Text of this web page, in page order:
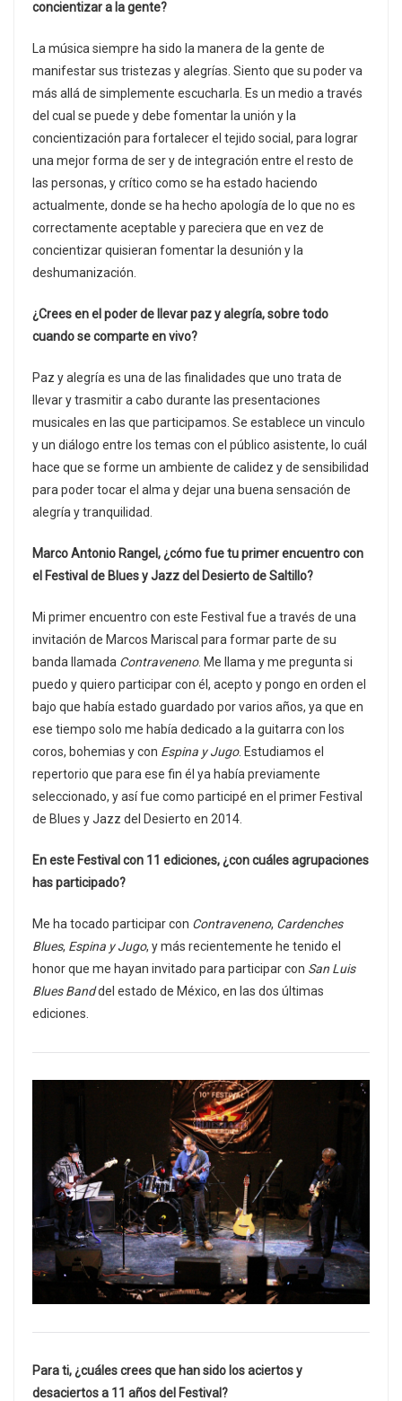
concientizar a la gente?
La música siempre ha sido la manera de la gente de
manifestar sus tristezas y alegrías. Siento que su poder va
más allá de simplemente escucharla. Es un medio a través
del cual se puede y debe fomentar la unión y la
concientización para fortalecer el tejido social, para lograr
una mejor forma de ser y de integración entre el resto de
las personas, y crítico como se ha estado haciendo
actualmente, donde se ha hecho apología de lo que no es
correctamente aceptable y pareciera que en vez de
concientizar quisieran fomentar la desunión y la
deshumanización.
¿Crees en el poder de llevar paz y alegría, sobre todo
cuando se comparte en vivo?
Paz y alegría es una de las finalidades que uno trata de
llevar y trasmitir a cabo durante las presentaciones
musicales en las que participamos. Se establece un vinculo
y un diálogo entre los temas con el público asistente, lo cuál
hace que se forme un ambiente de calidez y de sensibilidad
para poder tocar el alma y dejar una buena sensación de
alegría y tranquilidad.
Marco Antonio Rangel, ¿cómo fue tu primer encuentro con
el Festival de Blues y Jazz del Desierto de Saltillo?
Mi primer encuentro con este Festival fue a través de una
invitación de Marcos Mariscal para formar parte de su
banda llamada Contraveneno. Me llama y me pregunta si
puedo y quiero participar con él, acepto y pongo en orden el
bajo que había estado guardado por varios años, ya que en
ese tiempo solo me había dedicado a la guitarra con los
coros, bohemias y con Espina y Jugo. Estudiamos el
repertorio que para ese fin él ya había previamente
seleccionado, y así fue como participé en el primer Festival
de Blues y Jazz del Desierto en 2014.
En este Festival con 11 ediciones, ¿con cuáles agrupaciones
has participado?
Me ha tocado participar con Contraveneno, Cardenches
Blues, Espina y Jugo, y más recientemente he tenido el
honor que me hayan invitado para participar con San Luis
Blues Banddel estado de México, en las dos últimas
ediciones.
Para ti, ¿cuáles crees que han sido los aciertos y
desaciertos a 11 años del Festival?